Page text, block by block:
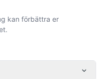
kan förbättra er